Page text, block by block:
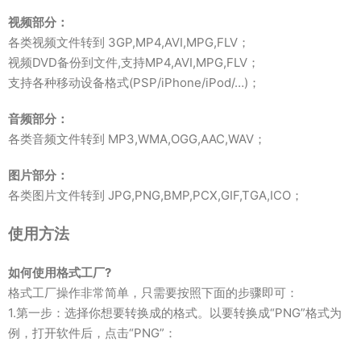
视频部分：
各类视频文件转到 3GP,MP4,AVI,MPG,FLV；
视频DVD备份到文件,支持MP4,AVI,MPG,FLV；
支持各种移动设备格式(PSP/iPhone/iPod/…)；
音频部分：
各类音频文件转到 MP3,WMA,OGG,AAC,WAV；
图片部分：
各类图片文件转到 JPG,PNG,BMP,PCX,GIF,TGA,ICO；
使用方法
如何使用格式工厂?
格式工厂操作非常简单，只需要按照下面的步骤即可：
1.第一步：选择你想要转换成的格式。以要转换成“PNG”格式为
例，打开软件后，点击“PNG”：